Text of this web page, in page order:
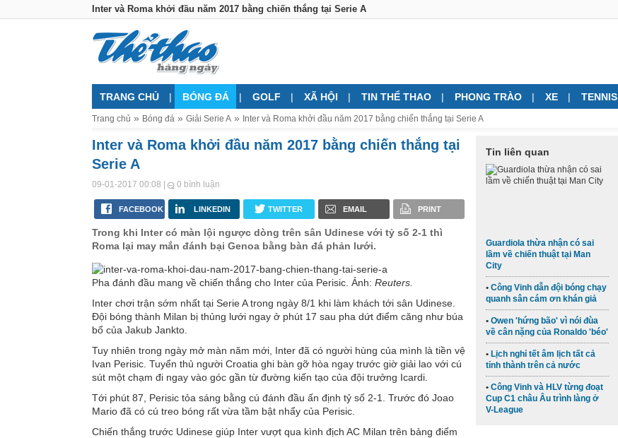
Inter và Roma khởi đầu năm 2017 bằng chiến thắng tại Serie A
TRANG CHỦ BÓNG ĐÁ GOLF XÃ HỘI TIN THỂ THAO PHONG TRÀO XE TENNIS
Trang chủ Bóng đá Giải Serie A Inter và Roma khởi đầu năm 2017 bằng chiến thắng tại Serie A
Inter và Roma khởi đầu năm 2017 bằng chiến thắng tại
Serie A
09-01-2017 00:08 | 0 bình luận
FACEBOOK LINKEDIN TWITTER EMAIL PRINT
Trong khi Inter có màn lội ngược dòng trên sân Udinese với tỷ số 2-1 thì
Roma lại may mắn đánh bại Genoa bằng bàn đá phản lưới.
Pha đánh đầu mang về chiến thắng cho Inter của Perisic. Ảnh: ​Reuters.
Inter chơi trận sớm nhất tại Serie A trong ngày 8/1 khi làm khách tới sân Udinese.
Đội bóng thành Milan bị thủng lưới ngay ở phút 17 sau pha dứt điểm căng như búa
bổ của Jakub Jankto.
Tuy nhiên trong ngày mở màn năm mới, Inter đã có người hùng của mình là tiền vệ
Ivan Perisic. Tuyển thủ người Croatia ghi bàn gỡ hòa ngay trước giờ giải lao với cú
sút một chạm đi ngay vào góc gần từ đường kiến tạo của đội trưởng Icardi.
Tới phút 87, Perisic tỏa sáng bằng cú đánh đầu ấn định tỷ số 2-1. Trước đó Joao
Mario đã có cú treo bóng rất vừa tầm bật nhẩy của Perisic.
Chiến thắng trước Udinese giúp Inter vượt qua kình địch AC Milan trên bảng điểm
Tin liên quan
Guardiola thừa nhận có sai
lầm về chiến thuật tại Man
City
Công Vinh dẫn đội bóng chạy
quanh sân cám ơn khán giả
Owen 'hứng bão' vì nói đùa
về cân nặng của Ronaldo 'béo'
Lịch nghỉ tết âm lịch tất cả
tỉnh thành trên cả nước
Công Vinh và HLV từng đoạt
Cup C1 châu Âu trình làng ở
V-League